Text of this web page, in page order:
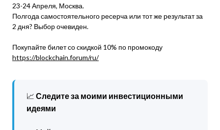
23-24 Апреля, Москва.
Полгода самостоятельного ресерча или тот же результат за
2 дня? Выбор очевиден.
Покупайте билет со скидкой 10% по промокоду
https://blockchain.forum/ru/
📈 Следите за моими инвестиционными
идеями